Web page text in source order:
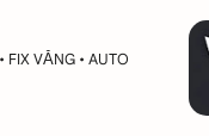
FIX VĂNG • AUTO